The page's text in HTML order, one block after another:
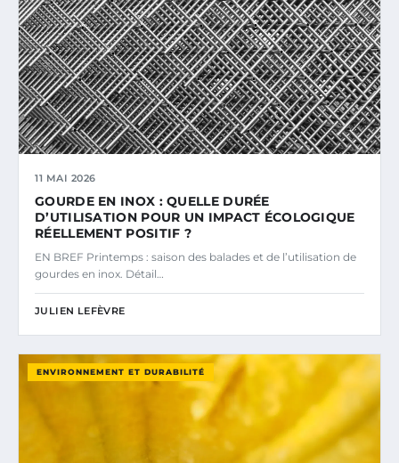
11 MAI 2026
GOURDE EN INOX : QUELLE DURÉE
D’UTILISATION POUR UN IMPACT ÉCOLOGIQUE
RÉELLEMENT POSITIF ?
EN BREF Printemps : saison des balades et de l’utilisation de
gourdes en inox. Détail…
JULIEN LEFÈVRE
ENVIRONNEMENT ET DURABILITÉ